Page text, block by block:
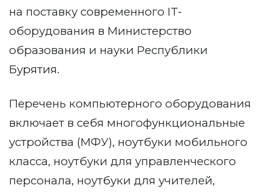
на поставку современного IT-
оборудования в Министерство
образования и науки Республики
Бурятия.
Перечень компьютерного оборудования
включает в себя многофункциональные
устройства (МФУ), ноутбуки мобильного
класса, ноутбуки для управленческого
персонала, ноутбуки для учителей,